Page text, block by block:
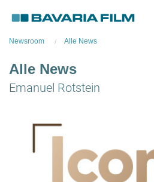
zum
Inhalt
Newsroom Alle News
Alle News
Emanuel Rotstein